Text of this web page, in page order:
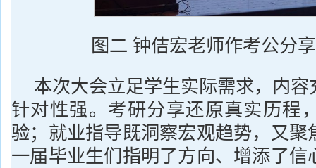
图二 钟佶宏老师作考公分
本次大会立足学生实际需求，内
针对性强。考研分享还原真实历程
验；就业指导既洞察宏观趋势，又聚
一届毕业生们指明了方向、增添了信